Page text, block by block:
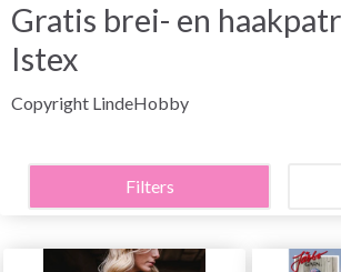
Gratis brei- en
Istex
Copyright LindeHobby
Filters